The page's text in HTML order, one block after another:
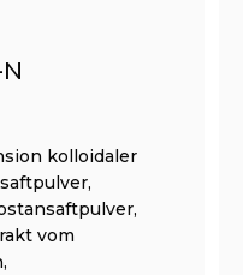
kolloidaler
vom